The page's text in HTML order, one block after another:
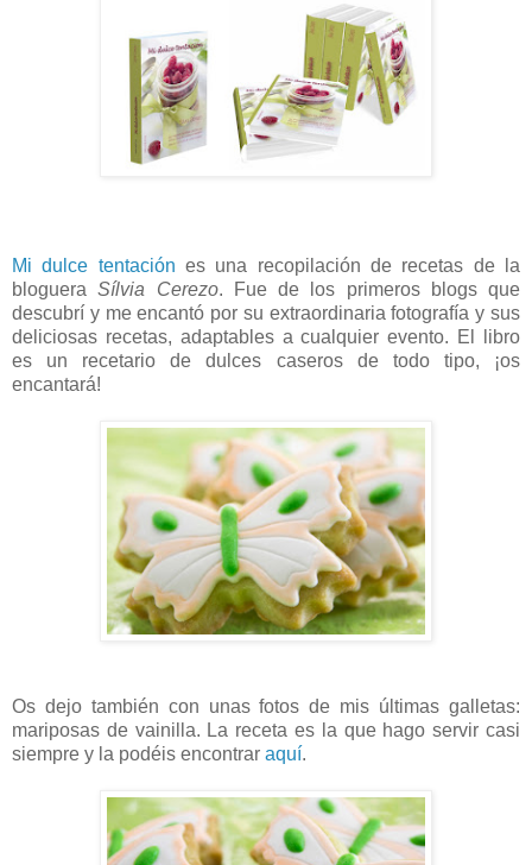
Mi dulce tentación es una recopilación de recetas de la
blogueraSílvia Cerezo. Fue de los primeros blogs que
descubrí y me encantó por su extraordinaria fotografía y sus
deliciosas recetas, adaptables a cualquier evento. El libro
es un recetario de dulces caseros de todo tipo, ¡os
encantará!
Os dejo también con unas fotos de mis últimas galletas:
mariposas de vainilla. La receta es la que hago servir casi
siempre y la podéis encontrar aquí.